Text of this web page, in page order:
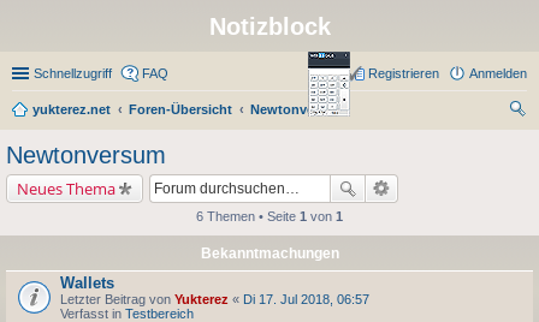
Notizblock
Schnellzugriff FAQ Anmelden
Registrieren
yukterez.net Foren-Übersicht
Newtonversum
Newtonversum
Neues Thema
6 Themen • Seite 1 von 1
Bekanntmachungen
Wallets
Letzter Beitrag von Yukterez « Di 17. Jul 2018, 06:57
Verfasst in Testbereich